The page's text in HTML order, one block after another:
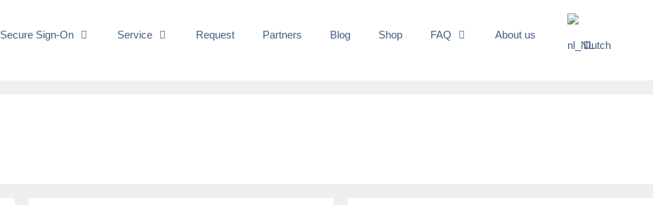
Secure Sign-On Service Request Partners Blog Shop FAQ
About us
Dutch